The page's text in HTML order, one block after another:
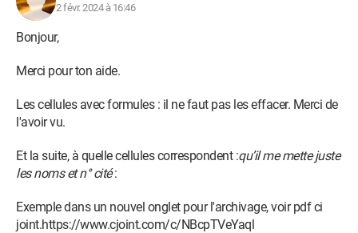
2 févr. 2024 à 16:46
Bonjour,
Merci pour ton aide.
Les cellules avec formules : il ne faut pas les effacer. Merci de
l'avoir vu.
Et la suite, à quelle cellules correspondent :qu’il me mette juste
les noms et n° cité:
Exemple dans un nouvel onglet pour l'archivage, voir pdf ci
joint.https://www.cjoint.com/c/NBcpTVeYaql